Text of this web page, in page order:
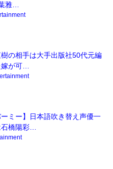
雅…
樹の相手は大手出版社50代元編
嫁が可…
ミー】日本語吹き替え声優一
石橋陽彩…